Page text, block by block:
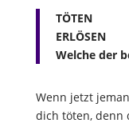
TÖTEN
ERLÖSEN
Welche der
Wenn jetzt
dich töten, denn